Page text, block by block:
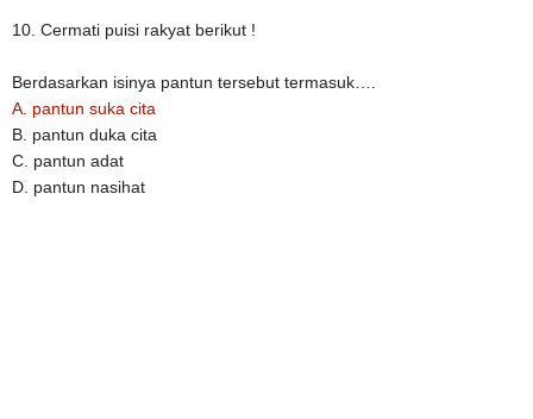
10. Cermati puisi rakyat berikut !
Berdasarkan isinya pantun tersebut termasuk….
A. pantun suka cita
B. pantun duka cita
C. pantun adat
D. pantun nasihat